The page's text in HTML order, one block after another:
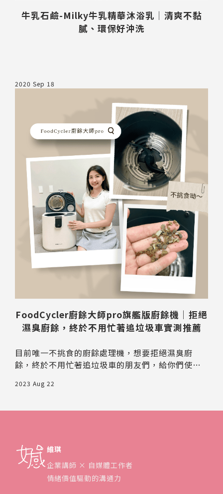
牛乳石鹼-Milky牛乳精華沐浴乳│清爽不黏
膩、環保好沖洗
2020 Sep 18
FoodCycler廚餘大師pro旗艦版廚餘機｜拒絕
濕臭廚餘，終於不用忙著追垃圾車實測推薦
目前唯一不挑食的廚餘處理機，想要拒絕濕臭廚
餘，終於不用忙著追垃圾車的朋友們，給你們使用
2023 Aug 22
維琪
企業講師 × 自媒體工作者
情緒價值驅動的溝通力